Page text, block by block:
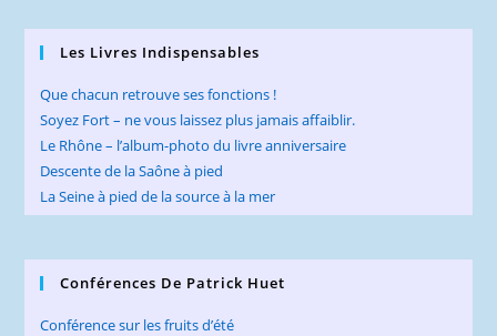
Les Livres Indispensables
Que chacun retrouve ses fonctions !
Soyez Fort – ne vous laissez plus jamais affaiblir.
Le Rhône – l’album-photo du livre anniversaire
Descente de la Saône à pied
La Seine à pied de la source à la mer
Conférences De Patrick Huet
Conférence sur les fruits d’été